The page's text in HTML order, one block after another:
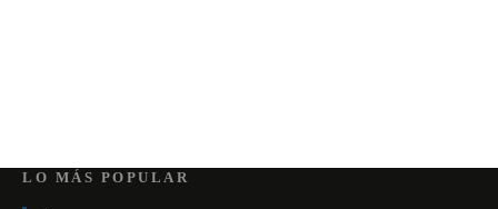
LO MÁS POPULAR